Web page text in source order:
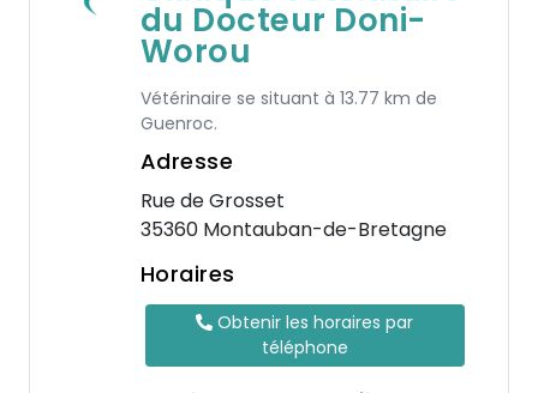
du Docteur Doni-
Worou
Vétérinaire se situant à 13.77 km de
Guenroc.
Adresse
Rue de Grosset
35360 Montauban-de-Bretagne
Horaires
Obtenir les horaires par
téléphone